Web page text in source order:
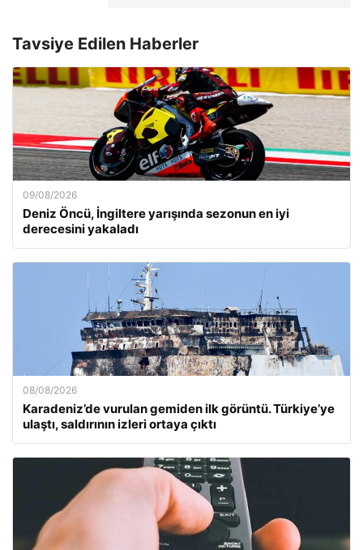
Tavsiye Edilen Haberler
09/08/2026
Deniz Öncü, İngiltere yarışında sezonun en iyi
derecesini yakaladı
08/08/2026
Karadeniz’de vurulan gemiden ilk görüntü. Türkiye’ye
ulaştı, saldırının izleri ortaya çıktı